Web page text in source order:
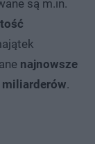
są m.in.
najnowsze
.